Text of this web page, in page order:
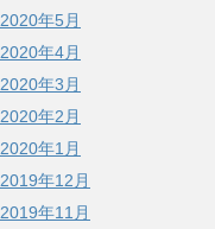
2020年5月
2020年4月
2020年3月
2020年2月
2020年1月
2019年12月
2019年11月